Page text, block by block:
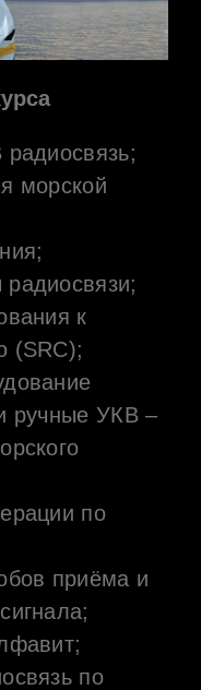
морской
к
(SRC);
ручные УКВ –
по
приёма и
по